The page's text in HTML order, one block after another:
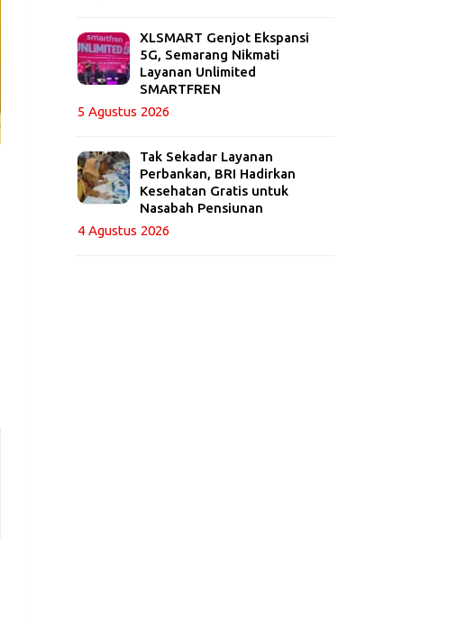
XLSMART Genjot Ekspansi
5G, Semarang Nikmati
Layanan Unlimited
SMARTFREN
5 Agustus 2026
Tak Sekadar Layanan
Perbankan, BRI Hadirkan
Kesehatan Gratis untuk
Nasabah Pensiunan
4 Agustus 2026